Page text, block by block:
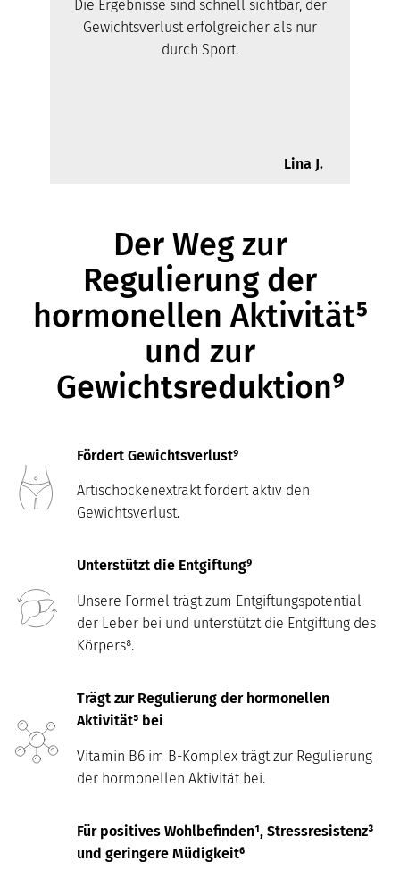
Die Ergebnisse sind schnell sichtbar, der
Gewichtsverlust erfolgreicher als nur
durch Sport.
Lina J.
Der Weg zur
Regulierung der
hormonellen Aktivität⁵
und zur
Gewichtsreduktion⁹
Fördert Gewichtsverlust⁹
Artischockenextrakt fördert aktiv den
Gewichtsverlust.
Unterstützt die Entgiftung⁹
Unsere Formel trägt zum Entgiftungspotential
der Leber bei und unterstützt die Entgiftung des
Körpers⁸.
Trägt zur Regulierung der hormonellen
Aktivität⁵ bei
Vitamin B6 im B-Komplex trägt zur Regulierung
der hormonellen Aktivität bei.
Für positives Wohlbefinden¹, Stressresistenz³
und geringere Müdigkeit⁶